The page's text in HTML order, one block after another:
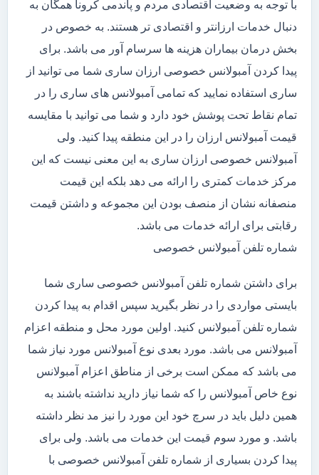
با توجه به وضعیت اقتصادی مردم و پاندمی کرونا همگان به
دنبال خدمات ارزانتر و اقتصادی تر هستند. به خصوص در
بخش درمان بیماران هزینه ها سرسام آور می باشد. برای
پیدا کردن آمبولانس خصوصی ارزان ساری شما می توانید از
ساری استفاده نمایید که تمامی آمبولانس های ساری را در
تمام نقاط تحت پوشش خود دارد و شما می توانید با مقایسه
قیمت آمبولانس ارزان را در این منطقه پیدا کنید. ولی
آمبولانس خصوصی ارزان ساری به این معنی نیست که این
مرکز خدمات کمتری را ارائه می دهد بلکه این قیمت
منصفانه نشان از منصف بودن این مجموعه و داشتن قیمت
رقابتی برای ارائه خدمات می باشد.
شماره تلفن آمبولانس خصوصی
برای داشتن شماره تلفن آمبولانس خصوصی ساری شما
بایستی مواردی را در نظر بگیرید سپس اقدام به پیدا کردن
شماره تلفن آمبولانس کنید. اولین مورد محل و منطقه اعزام
آمبولانس می باشد. مورد بعدی نوع آمبولانس مورد نیاز شما
می باشد که ممکن است برخی از مناطق اعزام آمبولانس
نوع خاص آمبولانس را که شما نیاز دارید نداشته باشند به
همین دلیل باید در سرچ خود این مورد را نیز مد نظر داشته
باشد. و مورد سوم قیمت این خدمات می باشد. ولی برای
پیدا کردن بسیاری از شماره تلفن آمبولانس خصوصی با